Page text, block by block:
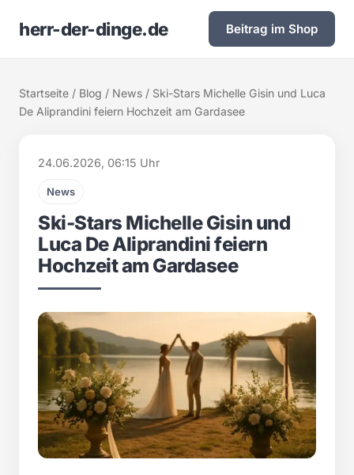
herr-der-dinge.de Beitrag im Shop
Startseite / Blog / News / Ski-Stars Michelle Gisin und Luca
De Aliprandini feiern Hochzeit am Gardasee
24.06.2026, 06:15 Uhr
News
Ski-Stars Michelle Gisin und
Luca De Aliprandini feiern
Hochzeit am Gardasee